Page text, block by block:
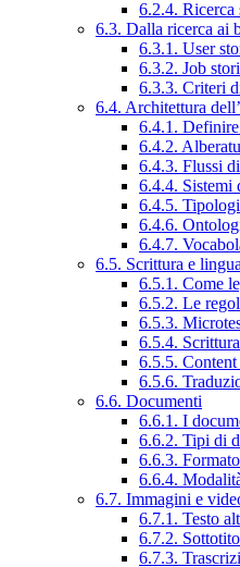
6.2.4. Ricerca
6.3. Dalla ricerca ai
6.3.1. User
6.3.2. Job
6.3.3. Criteri
6.4. Architettura
6.4.1.
6.4.2.
6.4.3. Flussi
6.4.4. Sistemi
6.4.5.
6.4.6.
6.4.7.
6.5. Scrittura e
6.5.1. Come
6.5.2. Le
6.5.3.
6.5.4.
6.5.5.
6.5.6.
6.6. Documenti
6.6.1. I
6.6.2. Tipi di
6.6.3.
6.6.4.
6.7. Immagini e
6.7.1. Testo
6.7.2.
6.7.3.